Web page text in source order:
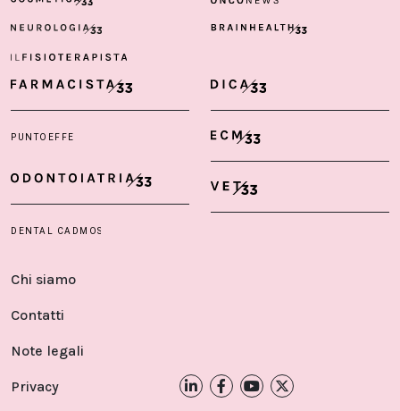
Chi siamo
Contatti
Note legali
Privacy